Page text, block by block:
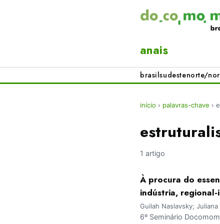
anais
brasilsudestenorte/
início › palavras-chave ›
1 artigo
À procura do
indústria, regional-
Guilah Naslavsky; Juliana
6º Seminário